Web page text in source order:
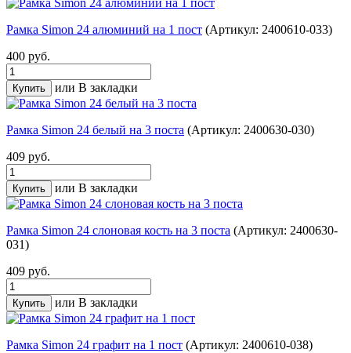
Рамка Simon 24 алюминий на 1 пост (Артикул: 2400610-033)
400 руб.
или В закладки
Рамка Simon 24 белый на 3 поста (Артикул: 2400630-030)
409 руб.
или В закладки
Рамка Simon 24 слоновая кость на 3 поста (Артикул: 2400630-
031)
409 руб.
или В закладки
Рамка Simon 24 графит на 1 пост (Артикул: 2400610-038)